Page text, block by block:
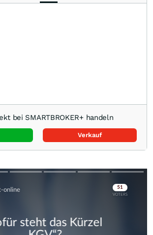
bei SMARTBROKER+ handeln
Verkauf
Skip